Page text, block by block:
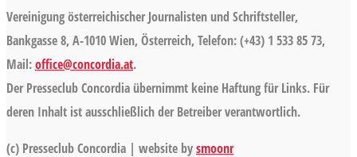
Vereinigung österreichischer Journalisten und Schriftsteller,
Bankgasse 8, A-1010 Wien, Österreich, Telefon: (+43) 1 533 85 73,
Mail:office@concordia.at.
Der Presseclub Concordia übernimmt keine Haftung für Links. Für
deren Inhalt ist ausschließlich der Betreiber verantwortlich.
(c) Presseclub Concordia | website bysmoonr